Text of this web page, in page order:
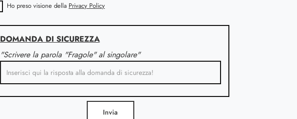
Ho preso visione della Privacy Policy
DOMANDA DI SICUREZZA
"Scrivere la parola "Fragole" al singolare"
Invia